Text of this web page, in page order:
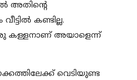
അതിന്റെ
കണ്ടില്ല.
അയാളെന്ന്
വെടിയുണ്ട